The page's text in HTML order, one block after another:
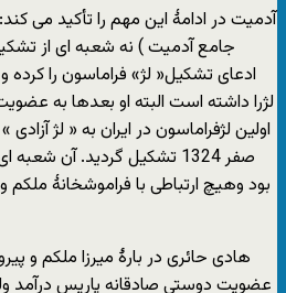
آدمیت در ادامۀ این مهم را تأکید می
جامع آدمیت ) نه شعبه ای از
ادعای تشکیل« لژ» فراماسون را
لژرا داشته است البته او بعدها به
صفر 1324 تشکیل گردید. آن
بود وهیچ ارتباطی با فراموشخانۀ
هادی حائری در بارۀ میرزا ملکم و
عضویت دوستی صادقانه پاریس درآمد